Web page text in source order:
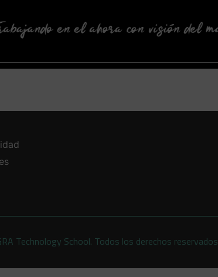
Technology School. Todos los derechos reservados